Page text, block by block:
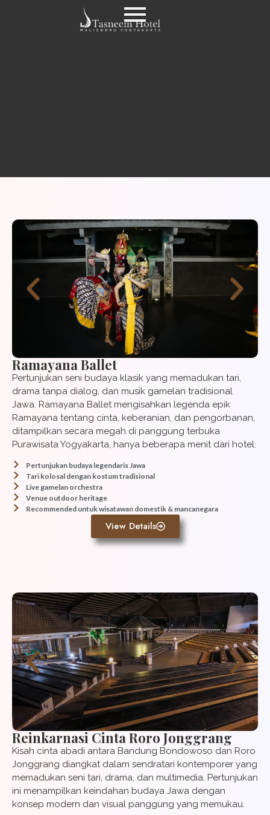
Ramayana Ballet
Pertunjukan seni budaya klasik yang memadukan tari,
drama tanpa dialog, dan musik gamelan tradisional
Jawa. Ramayana Ballet mengisahkan legenda epik
Ramayana tentang cinta, keberanian, dan pengorbanan,
ditampilkan secara megah di panggung terbuka
Purawisata Yogyakarta, hanya beberapa menit dari hotel.
Pertunjukan budaya legendaris Jawa
Tari kolosal dengan kostum tradisional
Live gamelan orchestra
Venue outdoor heritage
Recommended untuk wisatawan domestik & mancanegara
View Details
Reinkarnasi Cinta Roro Jonggrang
Kisah cinta abadi antara Bandung Bondowoso dan Roro
Jonggrang diangkat dalam sendratari kontemporer yang
memadukan seni tari, drama, dan multimedia. Pertunjukan
ini menampilkan keindahan budaya Jawa dengan
konsep modern dan visual panggung yang memukau.